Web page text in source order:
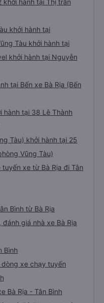
khởi hành tại Thị trấn
khởi hành tại
Tàu khởi hành tại
khởi hành tại Nguyễn
tại Bến xe Bà Rịa (Bến
hành tại 38 Lê Thành
Tàu) khởi hành tại 25
Vũng Tàu)
xe từ Bà Rịa đi Tân
Bình từ Bà Rịa
giá nhà xe Bà Rịa
Bình
xe chạy tuyến
Bà Rịa - Tân Bình